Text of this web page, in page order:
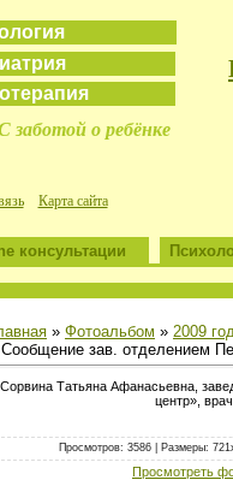
заботой о ребёнке
Карта сайта
консультации
» Фотоальбом » 2009
зав. отделением
Сорвина Татьяна Афанасьевна,
центр»,
Просмотров: 3586 | Размеры:
Просмотреть